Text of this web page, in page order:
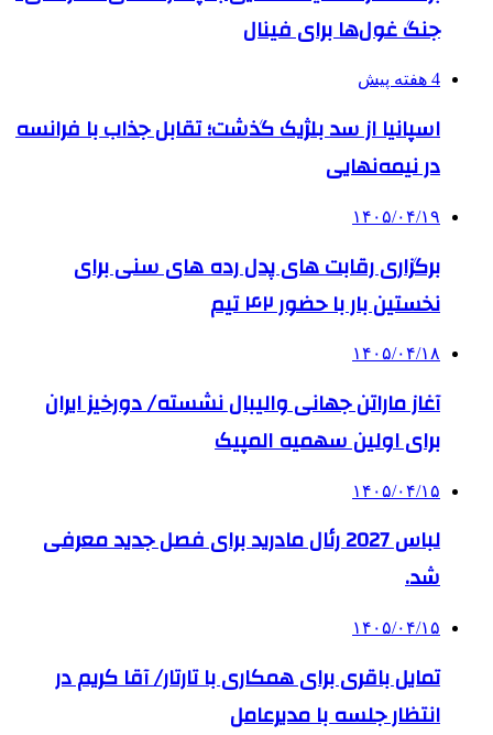
جنگ غول‌ها برای فینال
4 هفته پیش
اسپانیا از سد بلژیک گذشت؛ تقابل جذاب با فرانسه
در نیمه‌نهایی
۱۴۰۵/۰۴/۱۹
برگزاری رقابت های پدل رده های سنی برای
نخستین بار با حضور ۴۲ تیم
۱۴۰۵/۰۴/۱۸
آغاز ماراتن جهانی والیبال نشسته/ دورخیز ایران
برای اولین سهمیه المپیک
۱۴۰۵/۰۴/۱۵
لباس 2027 رئال مادرید برای فصل جدید معرفی
شد.
۱۴۰۵/۰۴/۱۵
تمایل باقری برای همکاری با تارتار/ آقا کریم در
انتظار جلسه با مدیرعامل